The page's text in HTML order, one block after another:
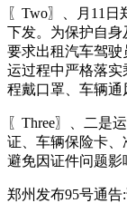
〖Two〗、月11
下发。为保护自
要求出租汽车驾
运过程中严格落
程戴口罩、车辆通
〖Three〗、二是
证、车辆保险卡、
避免因证件问题影
郑州发布95号通